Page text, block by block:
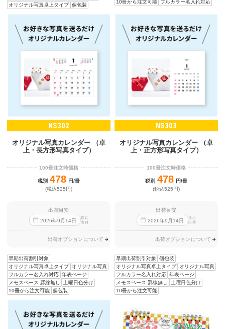
オリジナル写真卓上タイプ 個包装
10冊から注文可能
フルカラー名入れ対応
NS302
オリジナル写真カレンダー （卓
上・長方形写真タイプ）
100冊注文時価格
税別 478 円/冊
(税込525円)
出荷目安
2026年9 月14日
迄に
出荷
出荷オプションについて
早期出荷割引対象
オリジナル写真卓上タイプ
オリジナル写真
フルカラー名入れ対応 年表ページ
メモスペース:罫線無し
土曜日色分け
10冊から注文可能 個包装
NS303
オリジナル写真カレンダー （卓
上・正方形写真タイプ）
100冊注文時価格
税別 478 円/冊
(税込525円)
出荷目安
2026年9 月14日
迄に
出荷
出荷オプションについて
早期出荷割引対象
個包装
オリジナル写真卓上タイプ
オリジナル写真
フルカラー名入れ対応 年表ページ
メモスペース:罫線無し
土曜日色分け
10冊から注文可能